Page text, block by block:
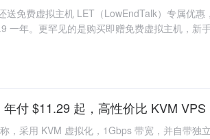
送免费虚拟主机 LET（LowEndTalk）专属优
一年。更罕见的是购买即赠免费虚拟主机，新
付 $11.29 起，高性价比 KVM VPS
，采用 KVM 虚拟化，1Gbps 带宽，并自带